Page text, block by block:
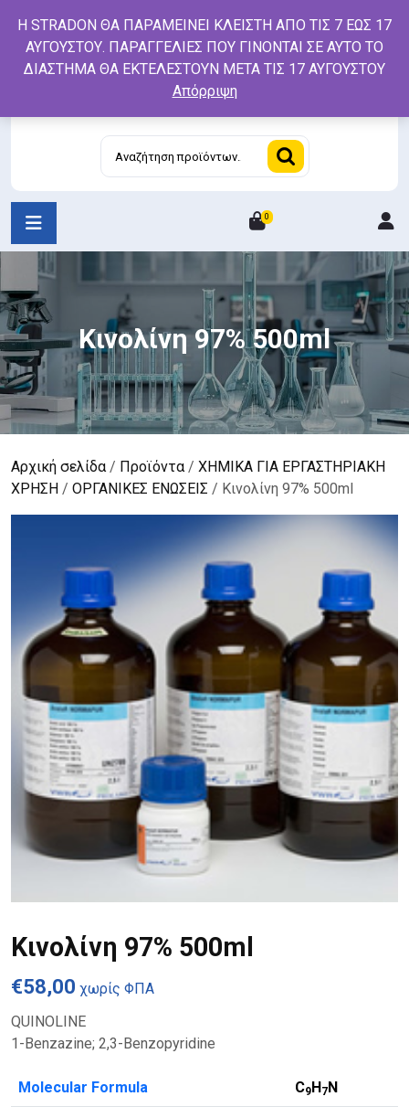
content
Αναζήτηση
0
Κινολίνη 97% 500ml
Αρχική σελίδα/ Προϊόντα/ ΧΗΜΙΚΑ ΓΙΑ ΕΡΓΑΣΤΗΡΙΑΚΗ
ΧΡΗΣΗ / ΟΡΓΑΝΙΚΕΣ ΕΝΩΣΕΙΣ / Κινολίνη 97% 500ml
Κινολίνη 97% 500ml
€58,00 χωρίς ΦΠΑ
QUINOLINE
1-Benzazine; 2,3-Benzopyridine
Molecular Formula C9H7N
Η STRADON ΘΑ ΠΑΡΑΜΕΙΝΕΙ ΚΛΕΙΣΤΗ ΑΠΟ ΤΙΣ 7 ΕΩΣ 17
ΑΥΓΟΥΣΤΟΥ. ΠΑΡΑΓΓΕΛΙΕΣ ΠΟΥ ΓΙΝΟΝΤΑΙ ΣΕ ΑΥΤΟ ΤΟ
ΔΙΑΣΤΗΜΑ ΘΑ ΕΚΤΕΛΕΣΤΟΥΝ ΜΕΤΑ ΤΙΣ 17 ΑΥΓΟΥΣΤΟΥ
Απόρριψη